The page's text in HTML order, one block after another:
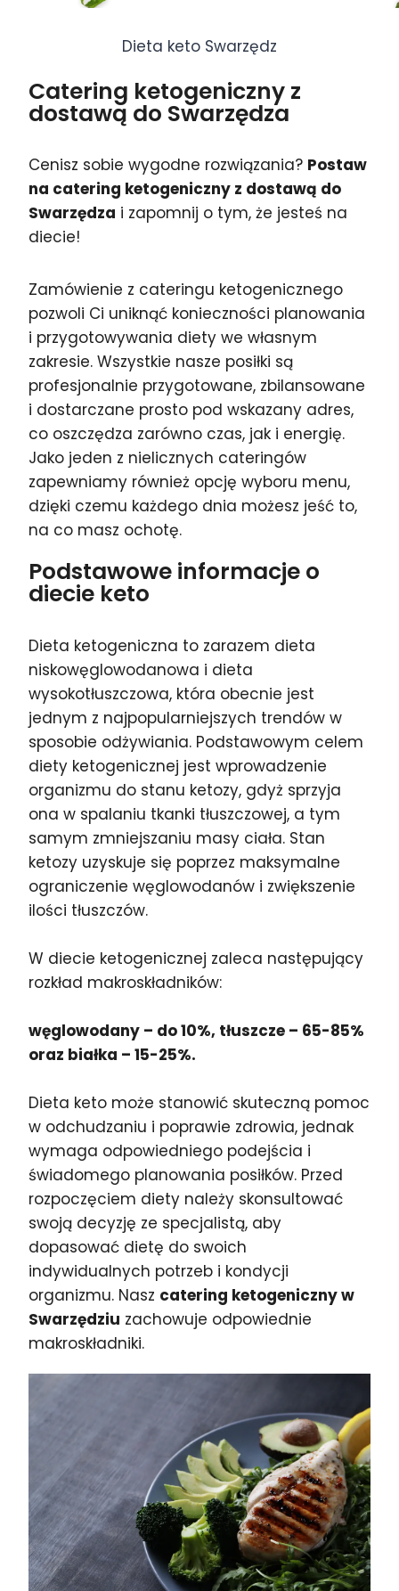
Dieta keto Swarzędz
Catering ketogeniczny z
dostawą do Swarzędza
Cenisz sobie wygodne rozwiązania? Postaw
na catering ketogeniczny z dostawą do
Swarzędza i zapomnij o tym, że jesteś na
diecie!
Zamówienie z cateringu ketogenicznego
pozwoli Ci uniknąć konieczności planowania
i przygotowywania diety we własnym
zakresie. Wszystkie nasze posiłki są
profesjonalnie przygotowane, zbilansowane
i dostarczane prosto pod wskazany adres,
co oszczędza zarówno czas, jak i energię.
Jako jeden z nielicznych cateringów
zapewniamy również opcję wyboru menu,
dzięki czemu każdego dnia możesz jeść to,
na co masz ochotę.
Podstawowe informacje o
diecie keto
Dieta ketogeniczna to zarazem dieta
niskowęglowodanowa i dieta
wysokotłuszczowa, która obecnie jest
jednym z najpopularniejszych trendów w
sposobie odżywiania. Podstawowym celem
diety ketogenicznej jest wprowadzenie
organizmu do stanu ketozy, gdyż sprzyja
ona w spalaniu tkanki tłuszczowej, a tym
samym zmniejszaniu masy ciała. Stan
ketozy uzyskuje się poprzez maksymalne
ograniczenie węglowodanów i zwiększenie
ilości tłuszczów.
W diecie ketogenicznej zaleca następujący
rozkład makroskładników:
węglowodany – do 10%, tłuszcze – 65-85%
oraz białka – 15-25%.
Dieta keto może stanowić skuteczną pomoc
w odchudzaniu i poprawie zdrowia, jednak
wymaga odpowiedniego podejścia i
świadomego planowania posiłków. Przed
rozpoczęciem diety należy skonsultować
swoją decyzję ze specjalistą, aby
dopasować dietę do swoich
indywidualnych potrzeb i kondycji
organizmu. Nasz catering ketogeniczny w
Swarzędziu zachowuje odpowiednie
makroskładniki.